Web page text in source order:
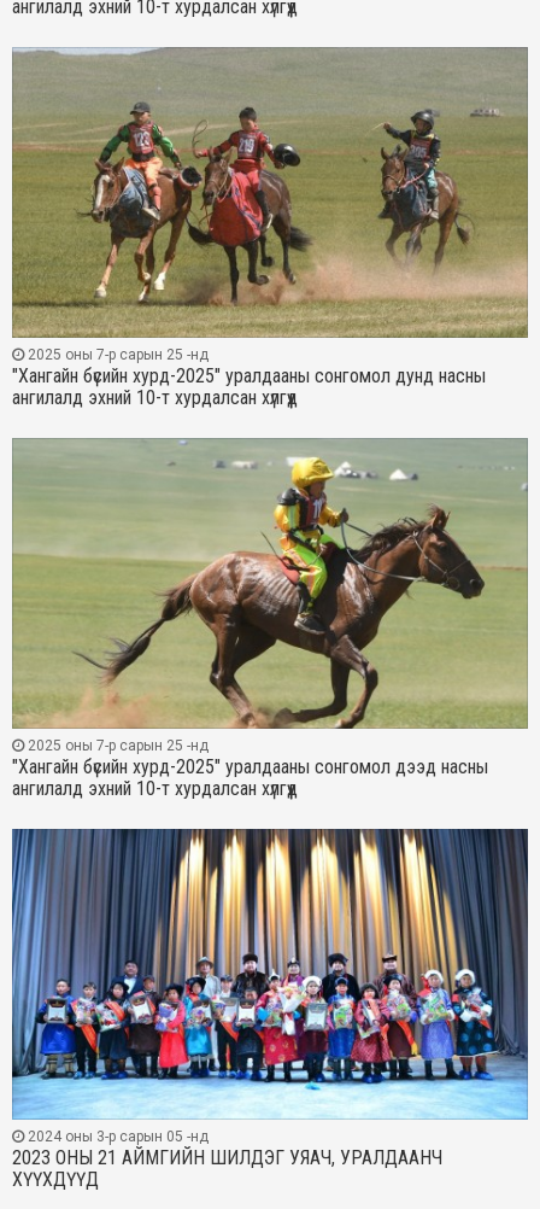
ангилалд эхний 10-т хурдалсан хүлгүүд
2025 оны 7-р сарын 25 -нд
"Хангайн бүсийн хурд-2025" уралдааны сонгомол дунд насны
ангилалд эхний 10-т хурдалсан хүлгүүд
2025 оны 7-р сарын 25 -нд
"Хангайн бүсийн хурд-2025" уралдааны сонгомол дээд насны
ангилалд эхний 10-т хурдалсан хүлгүүд
2024 оны 3-р сарын 05 -нд
2023 ОНЫ 21 АЙМГИЙН ШИЛДЭГ УЯАЧ, УРАЛДААНЧ
ХҮҮХДҮҮД